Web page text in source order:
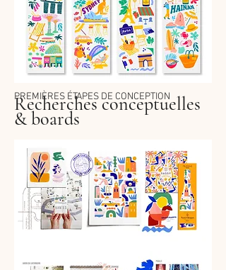
PREMIÈRES ÉTAPES DE CONCEPTION
Recherches conceptuelles
& boards